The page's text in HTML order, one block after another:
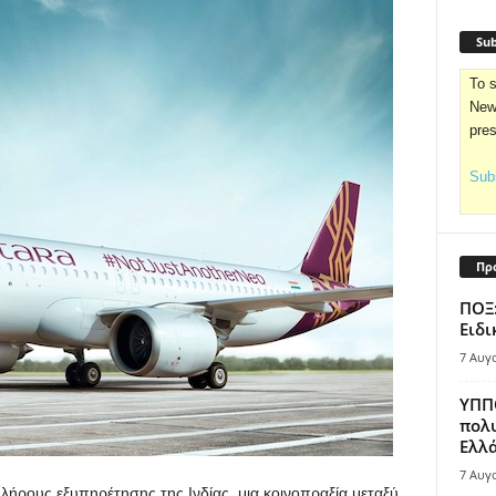
To
7
7